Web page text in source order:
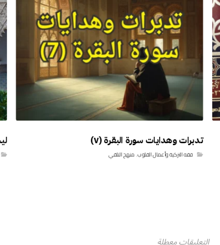
تدبرات وهدايات سورة البقرة (٧)
فقه التزكية وأعمال القلوب,منهج التلقي